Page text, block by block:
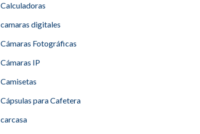
Calculadoras
camaras digitales
Cámaras Fotográficas
Cámaras IP
Camisetas
Cápsulas para Cafetera
carcasa